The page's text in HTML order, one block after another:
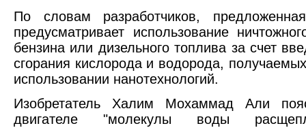
По словам разработчиков,
предусматривает использование
бензина или дизельного топлива за счет
сгорания кислорода и водорода,
использовании нанотехнологий.
Изобретатель Халим Мохаммад Али
двигателе "молекулы воды